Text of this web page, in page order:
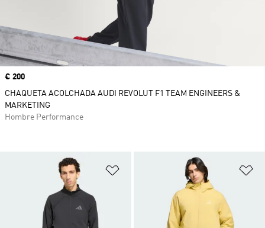
Añadir a la lista de deseos
Precio
€ 200
CHAQUETA ACOLCHADA AUDI REVOLUT F1 TEAM ENGINEERS &
MARKETING
Hombre Performance